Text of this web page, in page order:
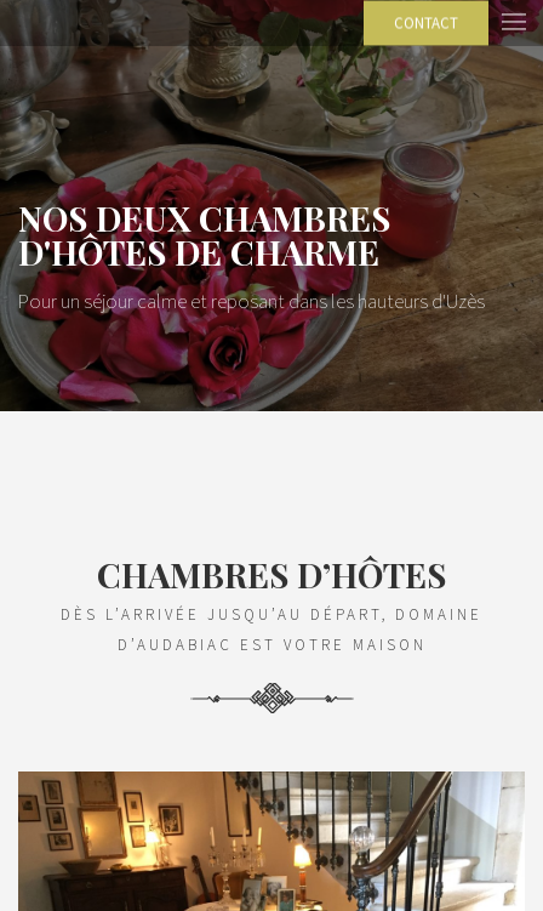
CONTACT
NOS DEUX CHAMBRES
D'HÔTES DE CHARME
Pour un séjour calme et reposant dans les hauteurs d'Uzès
CHAMBRES D’HÔTES
DÈS L’ARRIVÉE JUSQU’AU DÉPART, DOMAINE
D’AUDABIAC EST VOTRE MAISON